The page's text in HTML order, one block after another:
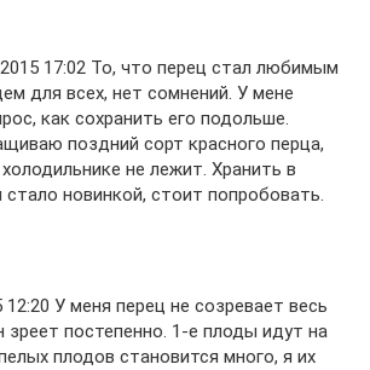
17:02 То, что перец стал любимым
для всех, нет сомнений. У мене
как сохранить его подольше.
поздний сорт красного перца,
не лежит. Хранить в
стало новинкой, стоит попробовать.
У меня перец не созревает весь
зреет постепенно. 1-е плоды идут на
плодов становится много, я их